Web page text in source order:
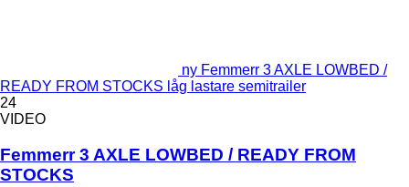
ny Femmerr 3 AXLE LOWBED /
READY FROM STOCKS låg lastare semitrailer
24
VIDEO
Femmerr 3 AXLE LOWBED / READY FROM
STOCKS